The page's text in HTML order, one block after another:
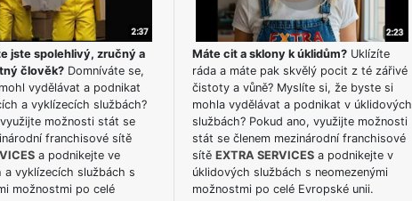
jste spolehlivý, zručný a
člověk?Domníváte se,
vydělávat a podnikat
a vyklízecích službách?
možnosti stát se
franchisové sítě
a podnikejte ve
a vyklízecích službách s
možnostmi po celé
Máte cit a sklony k úklidům?Uklízíte
ráda a máte pak skvělý pocit z té zářivé
čistoty a vůně? Myslíte si, že byste si
mohla vydělávat a podnikat v úklidových
službách? Pokud ano, využijte možnosti
stát se členem mezinárodní franchisové
sítě EXTRA SERVICESa podnikejte v
úklidových službách s neomezenými
možnostmi po celé Evropské unii.